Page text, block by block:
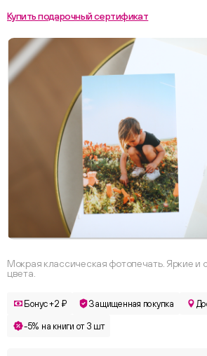
Мокрая классическая фотопечать. Яркие и
цвета.
Купить подарочный сертификат
Бонус +2 ₽ Защищенная покупка
-5% на книги от 3 шт